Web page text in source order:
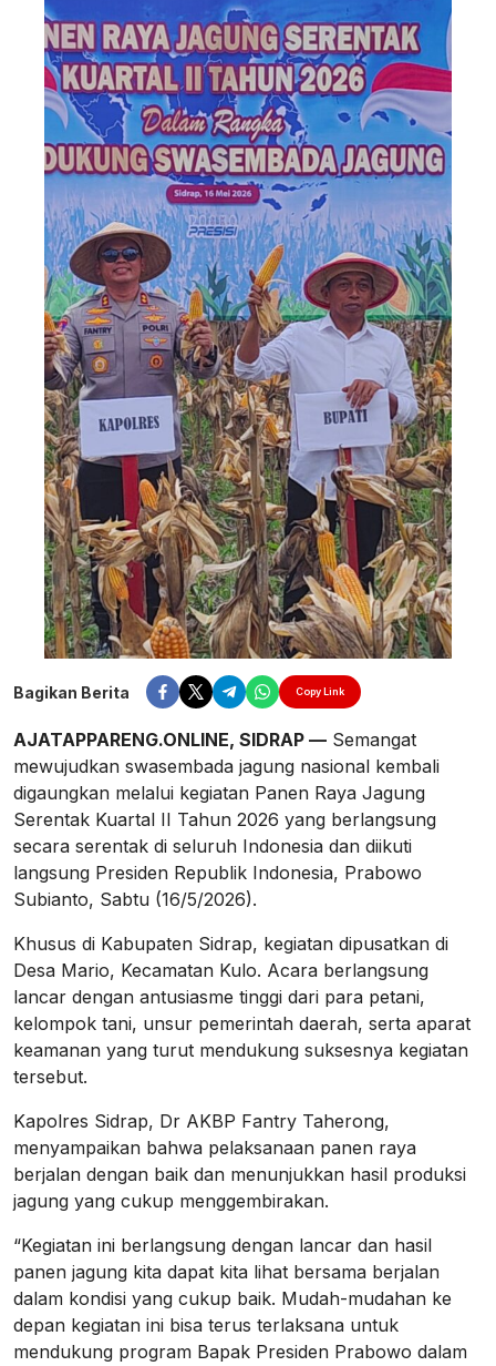
Bagikan Berita Copy Link
AJATAPPARENG.ONLINE, SIDRAP — Semangat
mewujudkan swasembada jagung nasional kembali
digaungkan melalui kegiatan Panen Raya Jagung
Serentak Kuartal II Tahun 2026 yang berlangsung
secara serentak di seluruh Indonesia dan diikuti
langsung Presiden Republik Indonesia, Prabowo
Subianto, Sabtu (16/5/2026).
Khusus di Kabupaten Sidrap, kegiatan dipusatkan di
Desa Mario, Kecamatan Kulo. Acara berlangsung
lancar dengan antusiasme tinggi dari para petani,
kelompok tani, unsur pemerintah daerah, serta aparat
keamanan yang turut mendukung suksesnya kegiatan
tersebut.
Kapolres Sidrap, Dr AKBP Fantry Taherong,
menyampaikan bahwa pelaksanaan panen raya
berjalan dengan baik dan menunjukkan hasil produksi
jagung yang cukup menggembirakan.
“Kegiatan ini berlangsung dengan lancar dan hasil
panen jagung kita dapat kita lihat bersama berjalan
dalam kondisi yang cukup baik. Mudah-mudahan ke
depan kegiatan ini bisa terus terlaksana untuk
mendukung program Bapak Presiden Prabowo dalam